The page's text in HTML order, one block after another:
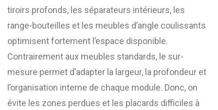
tiroirs profonds, les séparateurs intérieurs, les
range-bouteilles et les meubles d’angle coulissants
optimisent fortement l’espace disponible.
Contrairement aux meubles standards, le sur-
mesure permet d’adapter la largeur, la profondeur et
l’organisation interne de chaque module. Donc, on
évite les zones perdues et les placards difficiles à